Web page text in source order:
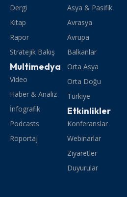
Dergi
Kitap
Rapor
Stratejik Bakış
Multimedya
Video
Haber & Analiz
İnfografik
Podcasts
Röportaj
Asya & Pasifik
Avrasya
Avrupa
Balkanlar
Orta Asya
Orta Doğu
Türkiye
Etkinlikler
Konferanslar
Webinarlar
Ziyaretler
Duyurular